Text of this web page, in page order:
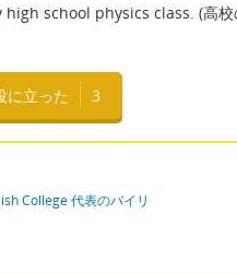
school physics class. (高校
に立った 3
College 代表のバイリ